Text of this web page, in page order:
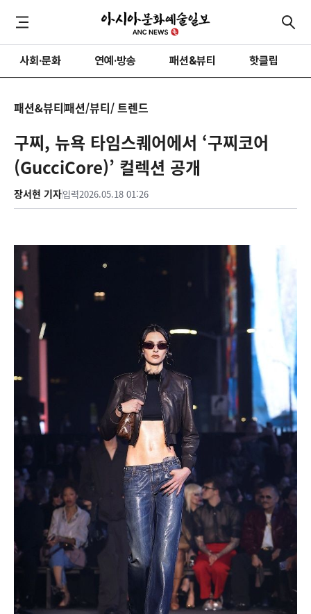
사회·문화 연예·방송 패션&뷰티 핫클립
패션&뷰티패션/뷰티/ 트렌드
구찌, 뉴욕 타임스퀘어에서 ‘구찌코어
(GucciCore)’ 컬렉션 공개
장서현 기자입력2026.05.18 01:26